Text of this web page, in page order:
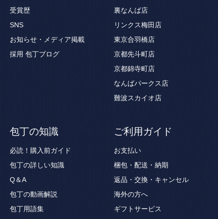
受賞歴
SNS
お知らせ・メディア掲載
採用 包丁ブログ
裏なんば店
リンクス梅田店
東京合羽橋店
京都先斗町店
京都錦寺町店
なんばパークス店
難波スカイオ店
包丁の知識
必読！購入前ガイド
包丁の詳しい知識
Q＆A
包丁の動画解説
包丁用語集
ご利用ガイド
お支払い
梱包・配送・納期
返品・交換・キャンセル
海外の方へ
ギフトサービス